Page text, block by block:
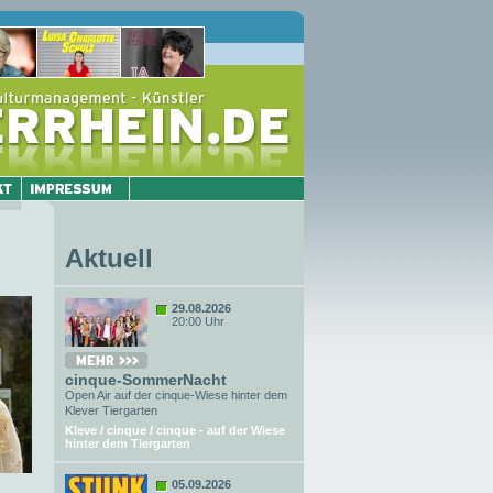
Aktuell
29.08.2026
20:00 Uhr
cinque-SommerNacht
Open Air auf der cinque-Wiese hinter dem
Klever Tiergarten
Kleve / cinque / cinque - auf der Wiese
hinter dem Tiergarten
05.09.2026